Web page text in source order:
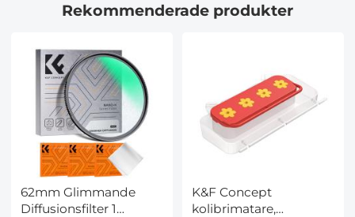
SLR och DSLR, modell
videoinspelning, stativ
livesändning och
vloggning, svart och
mörkgrå
Rekommenderade produkter
62mm Glimmande
Diffusionsfilter 1
K&F Concept
kolibrimatare,